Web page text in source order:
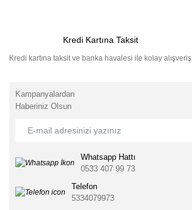
Kredi Kartına Taksit
Kredi kartına taksit ve banka havalesi ile kolay alışveriş
Kampanyalardan
Haberiniz Olsun
Whatsapp Hattı
0533 407 99 73
Telefon
5334079973